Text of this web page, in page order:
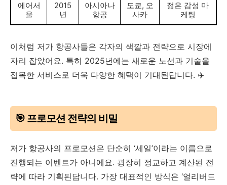
에어서
울
2015
년
아시아나
항공
도쿄, 오
사카
젊은 감성 마
케팅
이처럼 저가 항공사들은 각자의 색깔과 전략으로 시장에
자리 잡았어요. 특히 2025년에는 새로운 노선과 기술을
접목한 서비스로 더욱 다양한 혜택이 기대된답니다. ✈️
🎯 프로모션 전략의 비밀
저가 항공사의 프로모션은 단순히 ‘세일’이라는 이름으로
진행되는 이벤트가 아니에요. 굉장히 정교하고 계산된 전
략에 따라 기획된답니다. 가장 대표적인 방식은 ‘얼리버드